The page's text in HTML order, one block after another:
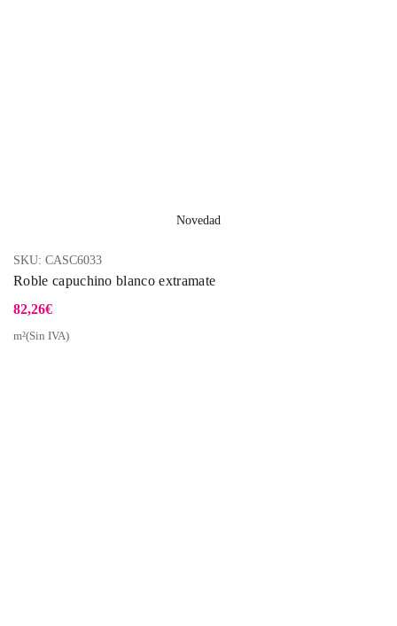
Novedad
SKU: CASC6033
Roble capuchino blanco extramate
82,26€
m²(Sin IVA)